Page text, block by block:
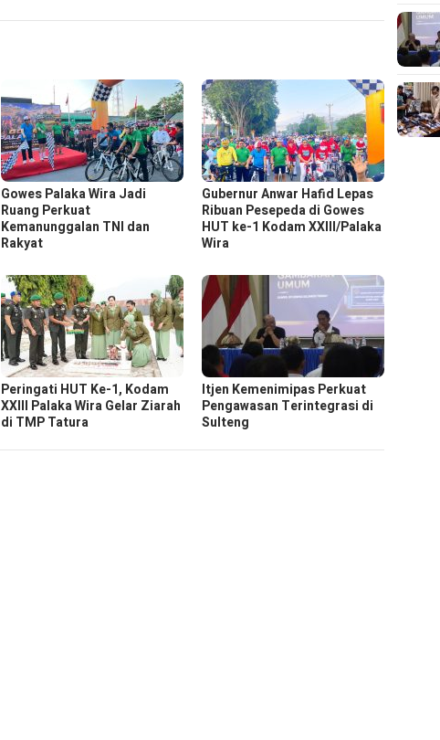
Gowes Palaka Wira Jadi
Ruang Perkuat
Kemanunggalan TNI dan
Rakyat
Gubernur Anwar Hafid Lepas
Ribuan Pesepeda di Gowes
HUT ke-1 Kodam XXIII/Palaka
Wira
Peringati HUT Ke-1, Kodam
XXIII Palaka Wira Gelar Ziarah
di TMP Tatura
Itjen Kemenimipas Perkuat
Pengawasan Terintegrasi di
Sulteng